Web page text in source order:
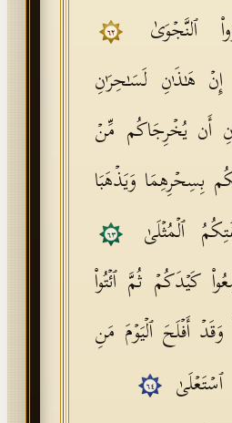
ٱلنَّجۡوَىٰ
٦٢
إِنۡ هَـٰذَ ٰ⁠نِ لَسَـٰحِرَ ٰ⁠نِ
أَن یُخۡرِجَاكُم مِّنۡ
بِسِحۡرِهِمَا وَیَذۡهَبَا
ٱلۡمُثۡلَىٰ
٦٣
كَیۡدَكُمۡ ثُمَّ ٱئۡتُوا۟
أَفۡلَحَ ٱلۡیَوۡمَ مَنِ
ٱسۡتَعۡلَىٰ
٦٤